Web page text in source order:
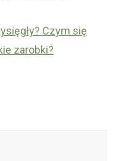
Czym się
zarobki?